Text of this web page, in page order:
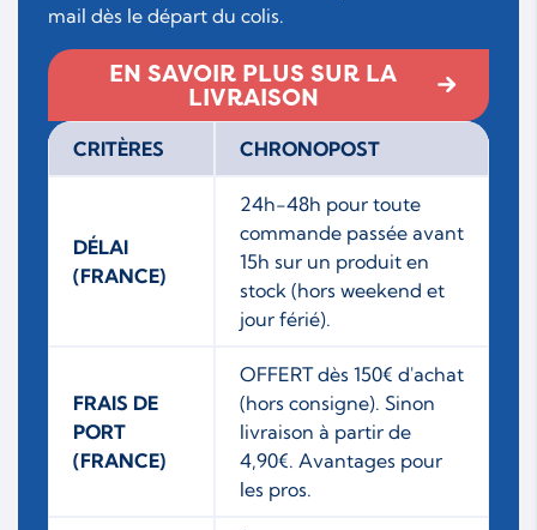
mail dès le départ du colis.
EN SAVOIR PLUS SUR LA
LIVRAISON
CRITÈRES CHRONOPOST
DÉLAI
(FRANCE)
24h-48h pour toute
commande passée avant
15h sur un produit en
stock (hors weekend et
jour férié).
FRAIS DE
PORT
(FRANCE)
OFFERT dès 150€ d'achat
(hors consigne). Sinon
livraison à partir de
4,90€. Avantages pour
les pros.